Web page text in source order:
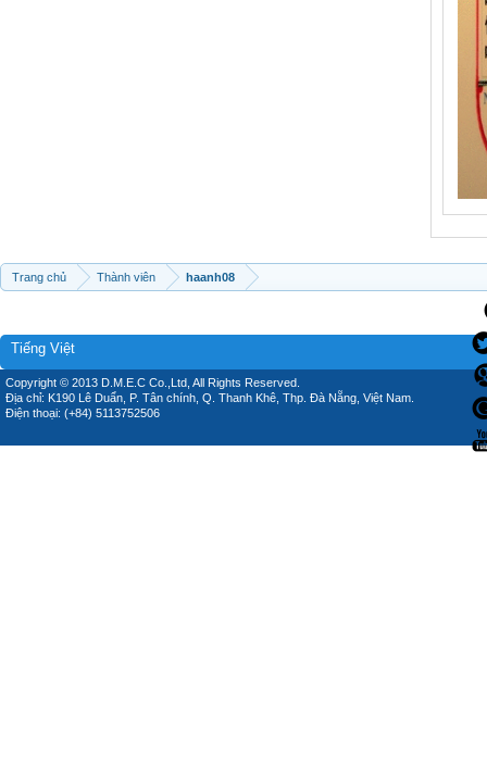
Trang chủ Thành viên haanh08
Tiếng Việt
Copyright © 2013 D.M.E.C Co.,Ltd, All Rights Reserved.
Địa chỉ: K190 Lê Duẩn, P. Tân chính, Q. Thanh Khê, Thp. Đà Nẵng, Việt Nam.
Điện thoại: (+84) 5113752506